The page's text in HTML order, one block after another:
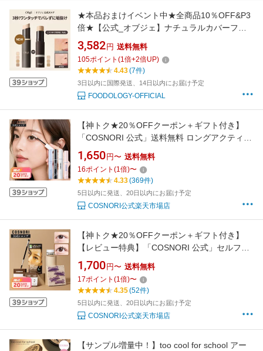
★本品おまけイベント中★全商品10％OFF&P3
倍★【公式_オブジェ】ナチュラルカバーファ
ンデーション 3色 | メンズ ファンデ スティック
ファンデーション 毛穴カバー トーンアップ 日
焼け止め SPF50+ PA++++ 使いやすいス スキン
ケア 韓国コスメ メンズメイク OBgE
3,582 円 送料無料
105ポイント (1倍+2倍UP)
4.43(7件)
3日以内に国際発送、14日以内にお届け予定
FOODOLOGY-OFFICIAL
【神トク★20％OFFクーポン＋ギフト付き】
「COSNORI 公式」送料無料 ロングアクティブ
アイラッシュセラム 単品&セット まつ毛美容液
まつ毛ダメージ まつ毛ケア 色素沈着なし マス
カラ下地 まつ毛パーマ マツエク まつ育 カール
キープ コスノリ
1,650 円〜 送料無料
16ポイント (1倍)〜
4.33(369件)
5日以内に発送、20日以内にお届け予定
COSNORI公式楽天市場店
【神トク★20％OFFクーポン＋ギフト付き】
【レビュー特典】「COSNORI 公式」セルフま
つげパーマキット 5回分 イージーアイラッシュ
リフトキット まつ毛セルフ まつ毛パーマ マツ
パ セルフパ-マ まつ毛カール グルー不要 初心
者◎ マツエク 韓国コスメ コスノリ セルフまつ
げ
1,700 円〜 送料無料
17ポイント (1倍)〜
4.35(52件)
5日以内に発送、20日以内にお届け予定
COSNORI公式楽天市場店
【サンプル増量中！】too cool for school アー